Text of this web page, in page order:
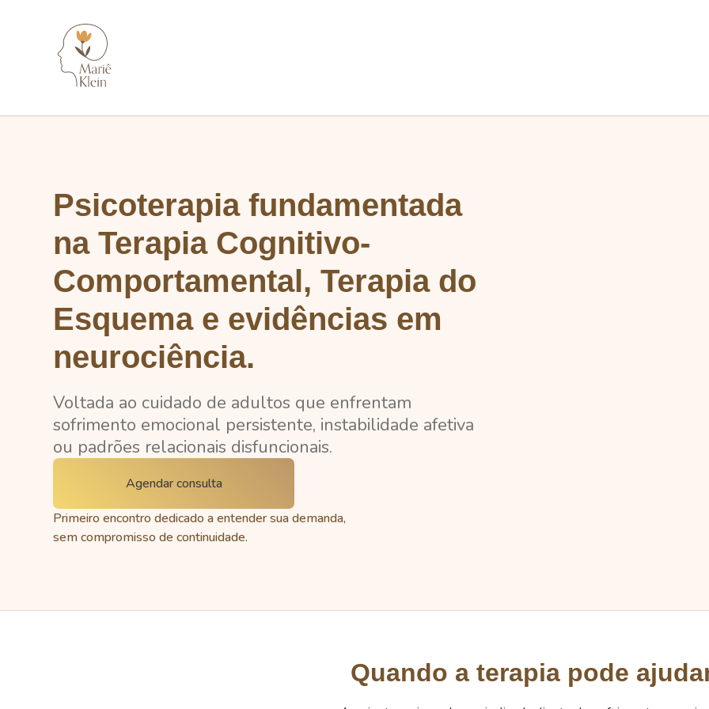
Psicoterapia fundamentada
na Terapia Cognitivo-
Comportamental, Terapia do
Esquema e evidências em
neurociência.
Voltada ao cuidado de adultos que enfrentam
sofrimento emocional persistente, instabilidade afetiva
ou padrões relacionais disfuncionais.
Agendar consulta
Primeiro encontro dedicado a entender sua demanda,
sem compromisso de continuidade.
Quando a terapia pode